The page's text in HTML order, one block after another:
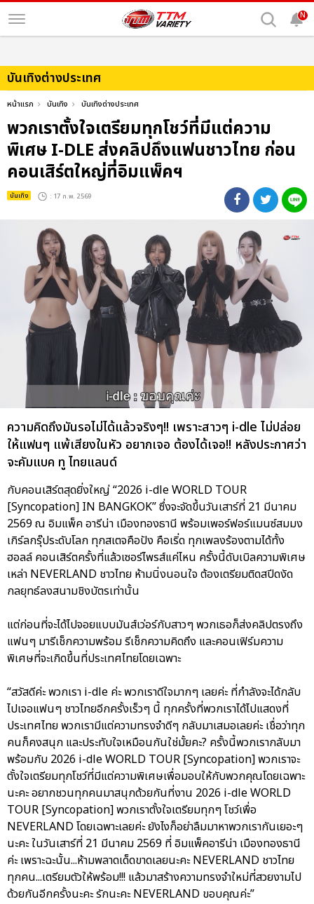
N
บันเทิงต่างประเทศ
หน้าแรก บันเทิง บันเทิงต่างประเทศ
พวกเราตั้งใจเตรียมทุกโชว์ที่มีแต่ความ
พิเศษ I-DLE ส่งคลิปถึงแฟนชาวไทย ก่อน
คอนเสิร์ตใหญ่ที่อิมแพ็คฯ
บันเทิง : 17 ก.พ. 2569
ความคิดถึงมันรอไม่ได้แล้วจริงๆ!! เพราะสาวๆ i-dle ไม่ปล่อย
ให้แฟนๆ แพ้เสียงในหัว อยากเจอ ต้องได้เจอ!! หลังประกาศว่า
จะคัมแบค ทู ไทยแลนด์
กับคอนเสิร์ตสุดยิ่งใหญ่ “2026 i-dle WORLD TOUR
[Syncopation] IN BANGKOK” ซึ่งจะจัดขึ้นวันเสาร์ที่ 21 มีนาคม
2569 ณ อิมแพ็ค อารีน่า เมืองทองธานี พร้อมเพอร์ฟอร์แมนซ์สมมง
เกิร์ลกรุ๊ประดับโลก ทุกสเตจคือปัง คือเริ่ด ทุกเพลงร้องตามได้ทั้ง
ฮอลล์ คอนเสิร์ตครั้งที่แล้วเซอร์ไพรส์แค่ไหน ครั้งนี้ดับเบิลความพิเศษ
เหล่า NEVERLAND ชาวไทย ห้ามนิ่งนอนใจ ต้องเตรียมติดสปีดงัด
กลยุทธ์ลงสนามชิงบัตรเท่านั้น
แต่ก่อนที่จะได้ไปจอยแบบมันส์เว่อร์กับสาวๆ พวกเธอก็ส่งคลิปตรงถึง
แฟนๆ มารีเช็กความพร้อม รีเช็กความคิดถึง และคอนเฟิร์มความ
พิเศษที่จะเกิดขึ้นที่ประเทศไทยโดยเฉพาะ
“สวัสดีค่ะ พวกเรา i-dle ค่ะ พวกเราดีใจมากๆ เลยค่ะ ที่กำลังจะได้กลับ
ไปเจอแฟนๆ ชาวไทยอีกครั้งเร็วๆ นี้ ทุกครั้งที่พวกเราได้ไปแสดงที่
ประเทศไทย พวกเรามีแต่ความทรงจำดีๆ กลับมาเสมอเลยค่ะ เชื่อว่าทุก
คนก็คงสนุก และประทับใจเหมือนกันใช่มั้ยคะ? ครั้งนี้พวกเรากลับมา
พร้อมกับ 2026 i-dle WORLD TOUR [Syncopation] พวกเราจะ
ตั้งใจเตรียมทุกโชว์ที่มีแต่ความพิเศษเพื่อมอบให้กับพวกคุณโดยเฉพาะ
นะคะ อยากชวนทุกคนมาสนุกด้วยกันที่งาน 2026 i-dle WORLD
TOUR [Syncopation] พวกเราตั้งใจเตรียมทุกๆ โชว์เพื่อ
NEVERLAND โดยเฉพาะเลยค่ะ ยังไงก็อย่าลืมมาหาพวกเรากันเยอะๆ
นะคะ ในวันเสาร์ที่ 21 มีนาคม 2569 ที่ อิมแพ็คอารีน่า เมืองทองธานี
ค่ะ เพราะฉะนั้น...ห้ามพลาดเด็ดขาดเลยนะคะ NEVERLAND ชาวไทย
ทุกคน...เตรียมตัวให้พร้อม!!! แล้วมาสร้างความทรงจำใหม่ที่สวยงามไป
ด้วยกันอีกครั้งนะคะ รักนะคะ NEVERLAND ขอบคุณค่ะ”